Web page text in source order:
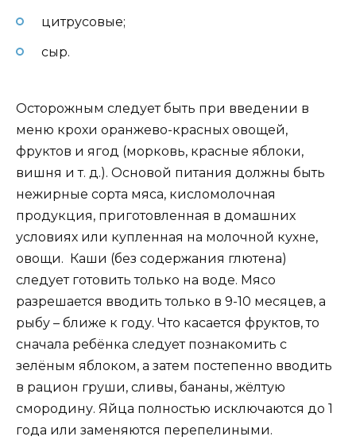
цитрусовые;
сыр.
Осторожным следует быть при введении в
меню крохи оранжево-красных овощей,
фруктов и ягод (морковь, красные яблоки,
вишня и т. д.). Основой питания должны быть
нежирные сорта мяса, кисломолочная
продукция, приготовленная в домашних
условиях или купленная на молочной кухне,
овощи. Каши (без содержания глютена)
следует готовить только на воде. Мясо
разрешается вводить только в 9-10 месяцев, а
рыбу – ближе к году. Что касается фруктов, то
сначала ребёнка следует познакомить с
зелёным яблоком, а затем постепенно вводить
в рацион груши, сливы, бананы, жёлтую
смородину. Яйца полностью исключаются до 1
года или заменяются перепелиными.